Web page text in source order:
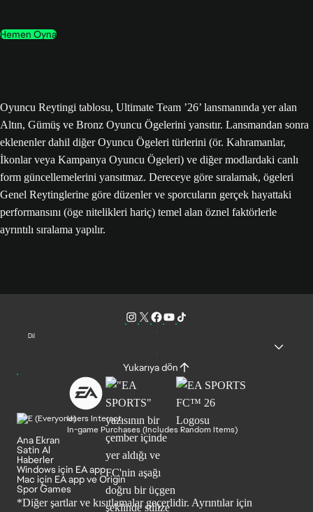
Hemen Oyna
Oyuncu Reytingi tablosu, Ultimate Team ’26’ lansmanında yer alan
Altın, Gümüş ve Bronz Oyuncu Ögelerini yansıtır. Lansmandan sonra
eklenenler dahil diğer Oyuncu Ögeleri türlerini (ör. Kahramanlar,
İkonlar veya Kampanya Oyuncu Ögeleri) ve diğer modlardaki canlı
form güncellemelerini yansıtmaz. Dereceye göre sıralamak, ögeleri
Genel Reytinglerine göre düzenler ve sporcuların gerçek hayattaki
performansını (öge nitelikleri hariç) temel alan öznel faktörlerle
ayrıntılı sıralama yapılır.
Dil
Yukarıya dön
Users Interact
In-game Purchases (Includes Random Items)
Ana Ekran
Satin Al
Haberler
Windows için EA app
Mac için EA app ve Origin
Spor Games
*Diğer şartlar ve kısıtlamalar geçerlidir. Ayrıntılar için